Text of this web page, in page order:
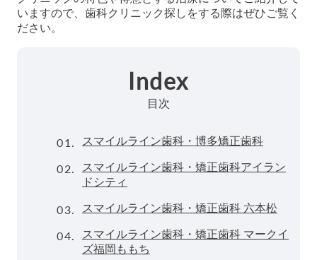
いますので、歯科クリニック探しをする際はぜひご覧く
ださい。
Index
目次
01. スマイルライン歯科・博多矯正歯科
02.
スマイルライン歯科・矯正歯科アイラン
ドシティ
03. スマイルライン歯科・矯正歯科 六本松
04.
スマイルライン歯科・矯正歯科 マークイ
ズ福岡ももち